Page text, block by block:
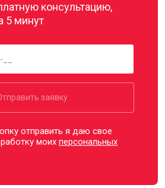
консультацию,
5 минут
заявку
отправить я даю свое
моихперсональных